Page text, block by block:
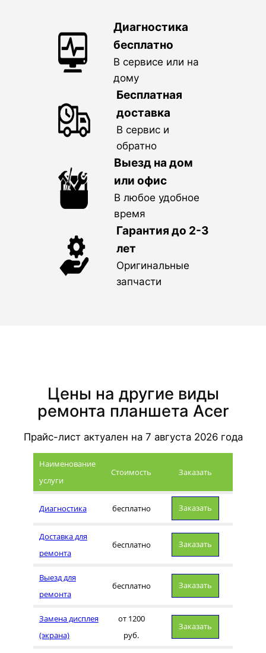
Диагностика
бесплатно
В сервисе или на
дому
Бесплатная
доставка
В сервис и
обратно
Выезд на дом
или офис
В любое удобное
время
Гарантия до 2-3
лет
Оригинальные
запчасти
Цены на другие виды
ремонта планшета Acer
Прайс-лист актуален на 7 августа 2026года
Наименование
услуги
Стоимость Заказать
Диагностика бесплатно Заказать
Доставка для
ремонта
бесплатно Заказать
Выезд для
ремонта
бесплатно Заказать
Замена дисплея
(экрана)
от 1200
руб.
Заказать